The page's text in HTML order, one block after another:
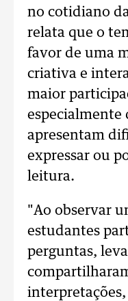
no cotidiano
relata que o
favor de uma
criativa e
maior
especialmente
apresentam
expressar ou
leitura.
"Ao observar
estudantes
perguntas,